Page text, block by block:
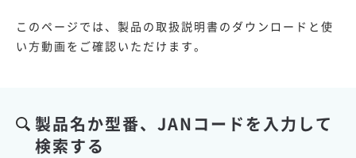
このページでは、製品の取扱説明書のダウンロードと使
い方動画をご確認いただけます。
製品名か型番、JANコードを入力して
検索する